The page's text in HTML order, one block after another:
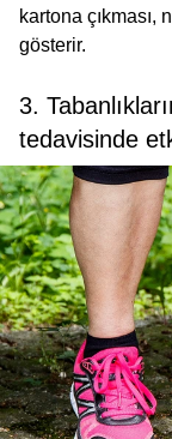
kartona çıkması,
gösterir.
3.
tedavisinde